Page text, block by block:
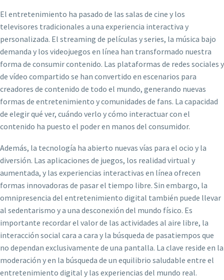
El entretenimiento ha pasado de las salas de cine y los
televisores tradicionales a una experiencia interactiva y
personalizada. El streaming de películas y series, la música bajo
demanda y los videojuegos en línea han transformado nuestra
forma de consumir contenido. Las plataformas de redes sociales y
de vídeo compartido se han convertido en escenarios para
creadores de contenido de todo el mundo, generando nuevas
formas de entretenimiento y comunidades de fans. La capacidad
de elegir qué ver, cuándo verlo y cómo interactuar con el
contenido ha puesto el poder en manos del consumidor.
Además, la tecnología ha abierto nuevas vías para el ocio y la
diversión. Las aplicaciones de juegos, los realidad virtual y
aumentada, y las experiencias interactivas en línea ofrecen
formas innovadoras de pasar el tiempo libre. Sin embargo, la
omnipresencia del entretenimiento digital también puede llevar
al sedentarismo y a una desconexión del mundo físico. Es
importante recordar el valor de las actividades al aire libre, la
interacción social cara a cara y la búsqueda de pasatiempos que
no dependan exclusivamente de una pantalla. La clave reside en la
moderación y en la búsqueda de un equilibrio saludable entre el
entretenimiento digital y las experiencias del mundo real.